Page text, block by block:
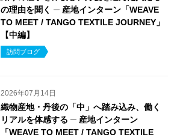
の理由を聞く ─ 産地インターン「WEAVE
TO MEET / TANGO TEXTILE JOURNEY」
【中編】
訪問ブログ
2026年07月14日
織物産地・丹後の「中」へ踏み込み、働く
リアルを体感する ─ 産地インターン
「WEAVE TO MEET / TANGO TEXTILE